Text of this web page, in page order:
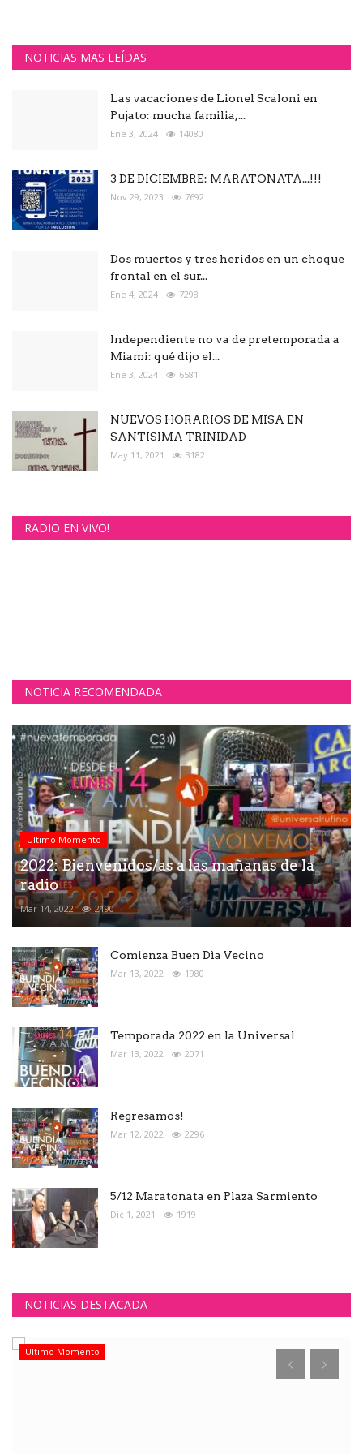
NOTICIAS MAS LEÍDAS
Las vacaciones de Lionel Scaloni en
Pujato: mucha familia,...
Ene 3, 2024 14080
3 DE DICIEMBRE: MARATONATA...!!!
Nov 29, 2023 7692
Dos muertos y tres heridos en un choque
frontal en el sur...
Ene 4, 2024 7298
Independiente no va de pretemporada a
Miami: qué dijo el...
Ene 3, 2024 6581
NUEVOS HORARIOS DE MISA EN
SANTISIMA TRINIDAD
May 11, 2021 3182
RADIO EN VIVO!
NOTICIA RECOMENDADA
Ultimo Momento
2022: Bienvenidos/as a las mañanas de la
radio
Mar 14, 2022 2190
Comienza Buen Dìa Vecino
Mar 13, 2022 1980
Temporada 2022 en la Universal
Mar 13, 2022 2071
Regresamos!
Mar 12, 2022 2296
5/12 Maratonata en Plaza Sarmiento
Dic 1, 2021 1919
NOTICIAS DESTACADA
Ultimo Momento